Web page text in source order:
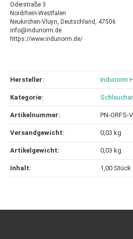
Oderstraße 3
Nordrhein-Westfalen
Neukirchen-Vluyn, Deutschland, 47506
info@indunorm.de
https://www.indunorm.de/
Hersteller: Indunorm
Kategorie:
Artikelnummer: PN-ORFS-
Versandgewicht‍: 0,03 kg
Artikelgewicht‍: 0,03 kg
Inhalt‍: 1,00 Stück